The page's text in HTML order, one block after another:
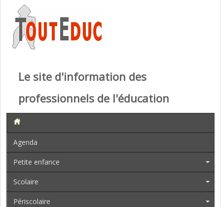
Le site d'information des
professionnels de l'éducation
Agenda
Petite enfance
Scolaire
Périscolaire